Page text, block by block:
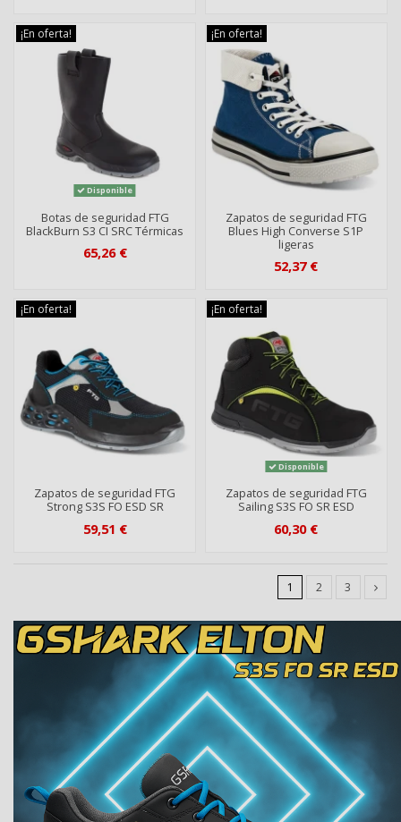
¡En oferta!
Disponible
Botas de seguridad FTG
BlackBurn S3 CI SRC Térmicas
65,26 €
¡En oferta!
Zapatos de seguridad FTG
Blues High Converse S1P
ligeras
52,37 €
¡En oferta!
Zapatos de seguridad FTG
Strong S3S FO ESD SR
59,51 €
¡En oferta!
Disponible
Zapatos de seguridad FTG
Sailing S3S FO SR ESD
60,30 €
1 2 3